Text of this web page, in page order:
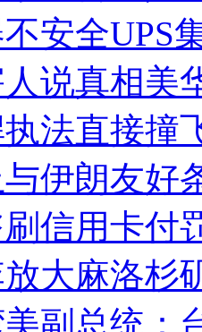
安全UPS
说真相美
法直接撞
伊朗友好
信用卡付
大麻洛杉
副总统：